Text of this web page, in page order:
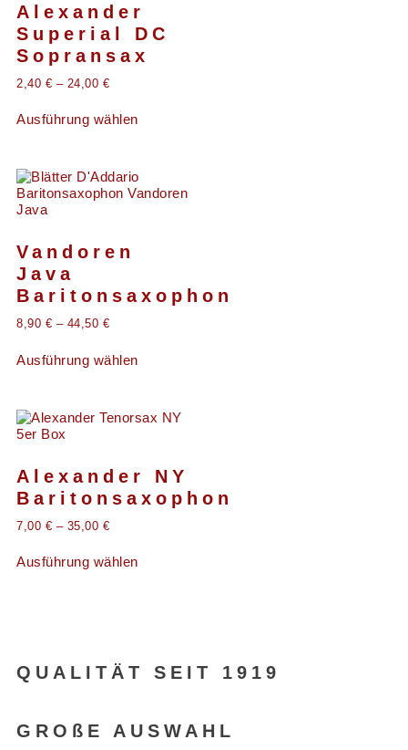
Alexander
Superial DC
Sopransax
2,40 € – 24,00 €
Ausführung wählen
Vandoren
Java
Baritonsaxophon
8,90 € – 44,50 €
Ausführung wählen
Alexander NY
Baritonsaxophon
7,00 € – 35,00 €
Ausführung wählen
QUALITÄT SEIT 1919
GROßE AUSWAHL